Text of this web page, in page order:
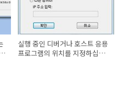
실행 중인 디버거나 호스트 응용
프로그램의 위치를 지정하십시